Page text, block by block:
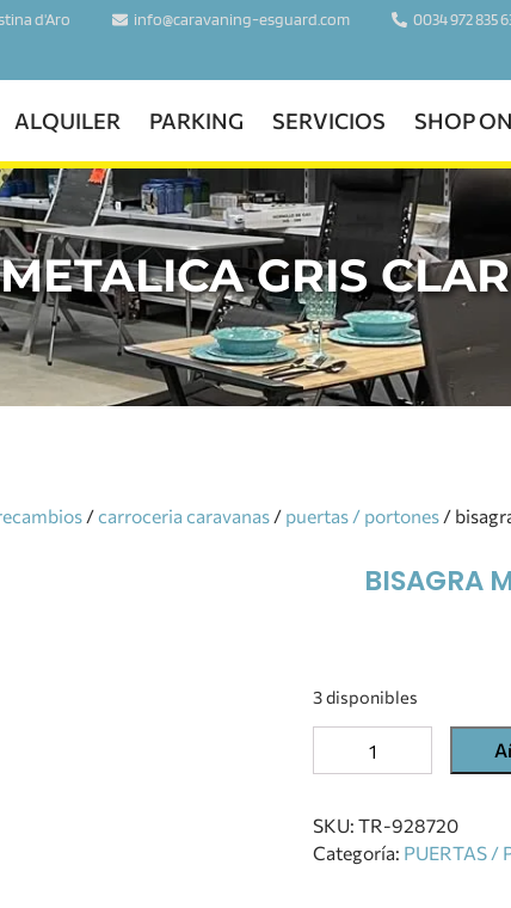
d'Aro info@caravaning-esguard.com 0034 972 835
ALQUILER PARKING SERVICIOS SHOP
GRIS
/carroceria caravanas / puertas / portones /
BISAGRA
3 disponibles
SKU:TR-928720
Categoría: PUERTAS /